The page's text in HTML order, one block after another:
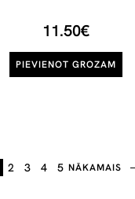
11.50€
PIEVIENOT GROZAM
2 3 4 5 NĀKAMAIS